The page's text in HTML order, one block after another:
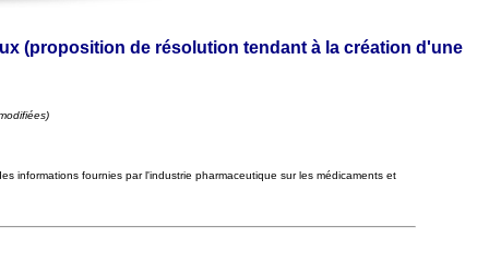
(proposition de résolution tendant à la création d'une
informations fournies par l'industrie pharmaceutique sur les médicaments et